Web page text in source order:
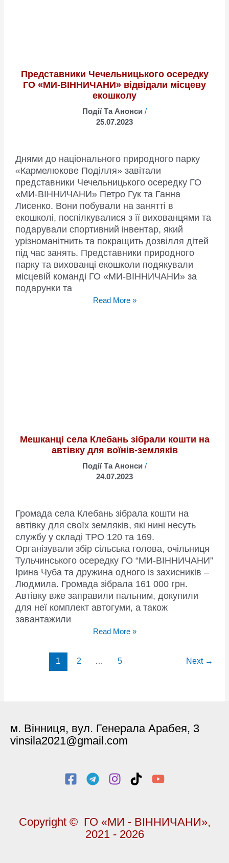
соццентру
“Милосердя”
Представники Чечельницького осередку
ГО «МИ-ВІННИЧАНИ» відвідали місцеву
екошколу
Події Та Анонси /
25.07.2023
Днями до національного природного парку
«Кармелюкове Поділля» завітали
представники Чечельницького осередку ГО
«МИ-ВІННИЧАНИ» Петро Гук та Ганна
Лисенко. Вони побували на занятті в
екошколі, поспілкувалися з її вихованцями та
подарували спортивний інвентар, який
урізноманітнить та покращить дозвілля дітей
під час занять. Представники природного
парку та вихованці екошколи подякували
місцевій команді ГО «МИ-ВІННИЧАНИ» за
подарунки та
Представники
Read More »
Мешканці села Клебань зібрали кошти на
автівку для воїнів-земляків
Події Та Анонси /
24.07.2023
Громада села Клебань зібрала кошти на
автівку для своїх земляків, які нині несуть
службу у складі ТРО 120 та 169.
Організували збір сільська голова, очільниця
Тульчинського осередку ГО “МИ-ВІННИЧАНИ”
Ірина Чуба та дружина одного із захисників –
Людмила. Громада зібрала 161 000 грн.
Автівку вже заправили пальним, докупили
для неї комплект автогуми, а також
завантажили
Мешканці
воїнів-
земляків
Read More »
1 2 … 5 Next →
м. Вінниця, вул. Генерала Арабея, 3
vinsila2021@gmail.com
Copyright © ГО «МИ - ВІННИЧАНИ»,
2021 - 2026